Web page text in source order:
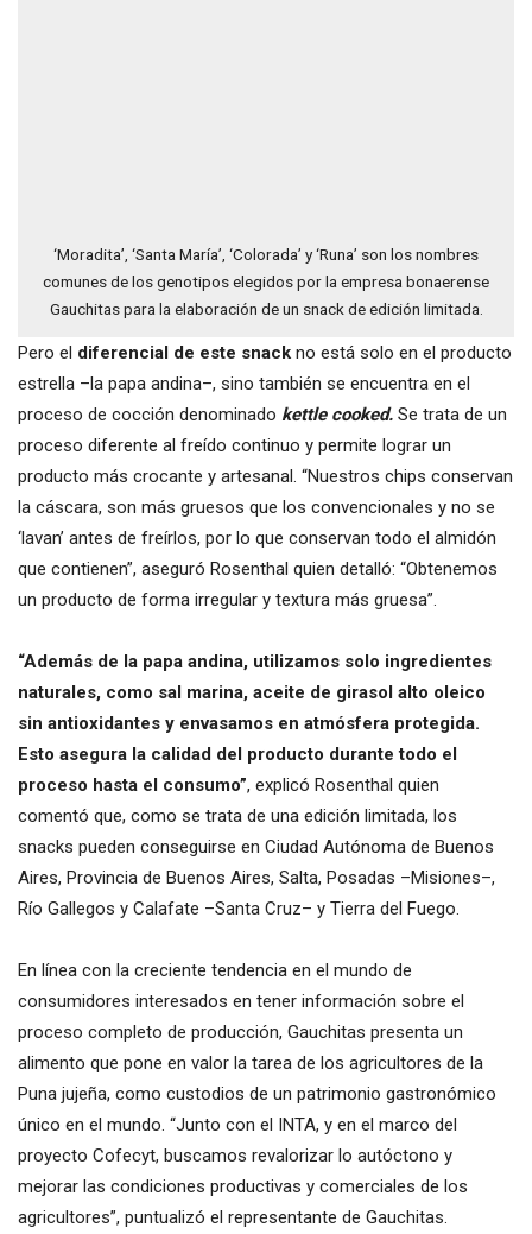
‘Moradita’, ‘Santa María’, ‘Colorada’ y ‘Runa’ son los nombres
comunes de los genotipos elegidos por la empresa bonaerense
Gauchitas para la elaboración de un snack de edición limitada.
Pero el diferencial de este snack no está solo en el producto
estrella –la papa andina–, sino también se encuentra en el
proceso de cocción denominado kettle cooked. Se trata de un
proceso diferente al freído continuo y permite lograr un
producto más crocante y artesanal. “Nuestros chips conservan
la cáscara, son más gruesos que los convencionales y no se
‘lavan’ antes de freírlos, por lo que conservan todo el almidón
que contienen”, aseguró Rosenthal quien detalló: “Obtenemos
un producto de forma irregular y textura más gruesa”.
“Además de la papa andina, utilizamos solo ingredientes
naturales, como sal marina, aceite de girasol alto oleico
sin antioxidantes y envasamos en atmósfera protegida.
Esto asegura la calidad del producto durante todo el
proceso hasta el consumo”, explicó Rosenthal quien
comentó que, como se trata de una edición limitada, los
snacks pueden conseguirse en Ciudad Autónoma de Buenos
Aires, Provincia de Buenos Aires, Salta, Posadas –Misiones–,
Río Gallegos y Calafate –Santa Cruz– y Tierra del Fuego.
En línea con la creciente tendencia en el mundo de
consumidores interesados en tener información sobre el
proceso completo de producción, Gauchitas presenta un
alimento que pone en valor la tarea de los agricultores de la
Puna jujeña, como custodios de un patrimonio gastronómico
único en el mundo. “Junto con el INTA, y en el marco del
proyecto Cofecyt, buscamos revalorizar lo autóctono y
mejorar las condiciones productivas y comerciales de los
agricultores”, puntualizó el representante de Gauchitas.